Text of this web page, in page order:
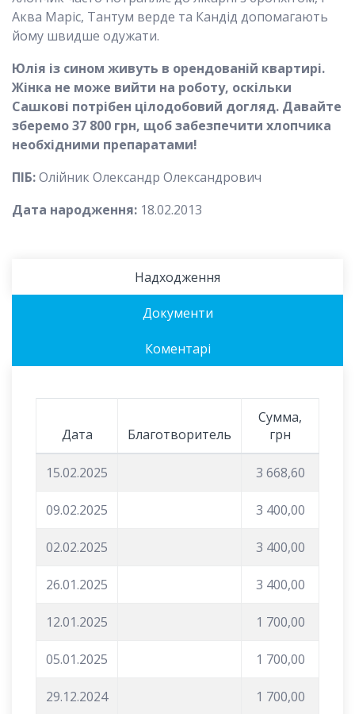
Аква Маріс, Тантум верде та Кандід допомагають
йому швидше одужати.
Юлія із сином живуть в орендованій квартирі.
Жінка не може вийти на роботу, оскільки
Сашкові потрібен цілодобовий догляд. Давайте
зберемо 37 800 грн, щоб забезпечити хлопчика
необхідними препаратами!
ПІБ:Олійник Олександр Олександрович
Дата народження: 18.02.2013
Надходження
Документи
Коментарі
Дата Благотворитель
Сумма,
грн
15.02.2025 3 668,60
09.02.2025 3 400,00
02.02.2025 3 400,00
26.01.2025 3 400,00
12.01.2025 1 700,00
05.01.2025 1 700,00
29.12.2024 1 700,00